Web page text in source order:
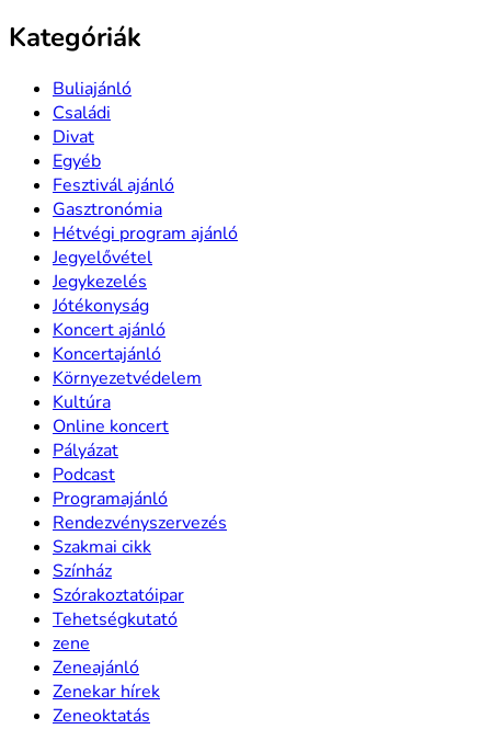
Kategóriák
Buliajánló
Családi
Divat
Egyéb
Fesztivál ajánló
Gasztronómia
Hétvégi program ajánló
Jegyelővétel
Jegykezelés
Jótékonyság
Koncert ajánló
Koncertajánló
Környezetvédelem
Kultúra
Online koncert
Pályázat
Podcast
Programajánló
Rendezvényszervezés
Szakmai cikk
Színház
Szórakoztatóipar
Tehetségkutató
zene
Zeneajánló
Zenekar hírek
Zeneoktatás